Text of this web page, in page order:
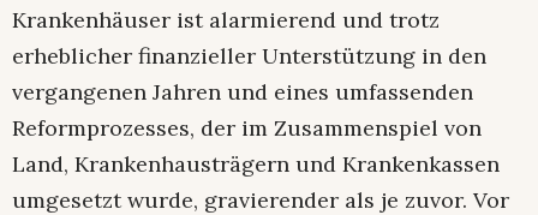
Krankenhäuser ist alarmierend und trotz
erheblicher finanzieller Unterstützung in den
vergangenen Jahren und eines umfassenden
Reformprozesses, der im Zusammenspiel von
Land, Krankenhausträgern und Krankenkassen
umgesetzt wurde, gravierender als je zuvor. Vor